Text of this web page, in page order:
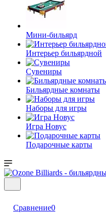
Мини-бильярд
Интерьер бильярдной
Сувениры
Бильярдные комнаты
Наборы для игры
Игра Новус
Подарочные карты
Сравнение0